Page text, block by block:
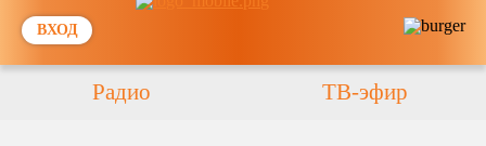
ВХОД
Радио ТВ-эфир